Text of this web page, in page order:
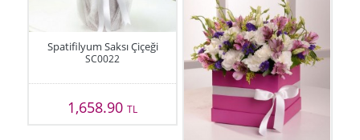
Spatifilyum Saksı Çiçeği
SC0022
1,658.90TL